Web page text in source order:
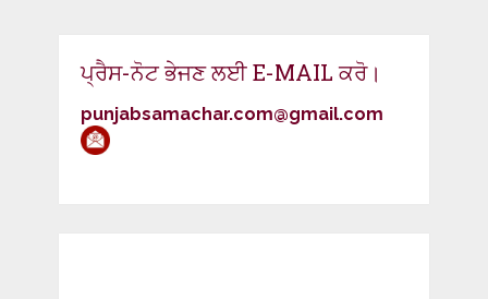
ਪ੍ਰੈਸ-ਨੋਟ ਭੇਜਣ ਲਈ E-MAIL ਕਰੋ।
punjabsamachar.com@gmail.com